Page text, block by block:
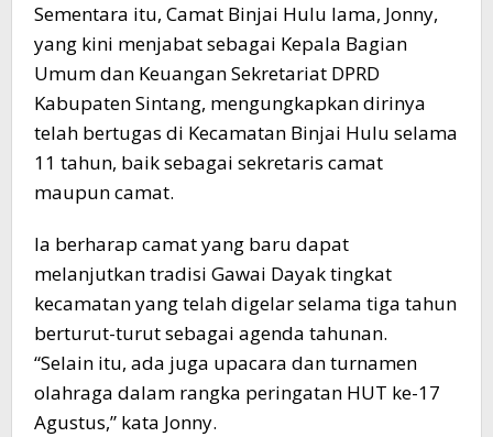
Sementara itu, Camat Binjai Hulu lama, Jonny,
yang kini menjabat sebagai Kepala Bagian
Umum dan Keuangan Sekretariat DPRD
Kabupaten Sintang, mengungkapkan dirinya
telah bertugas di Kecamatan Binjai Hulu selama
11 tahun, baik sebagai sekretaris camat
maupun camat.
Ia berharap camat yang baru dapat
melanjutkan tradisi Gawai Dayak tingkat
kecamatan yang telah digelar selama tiga tahun
berturut-turut sebagai agenda tahunan.
“Selain itu, ada juga upacara dan turnamen
olahraga dalam rangka peringatan HUT ke-17
Agustus,” kata Jonny.